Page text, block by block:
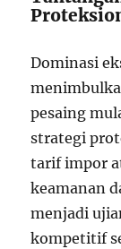
Dominasi
pesaing
strategi
tarif impor
keamanan
menjadi
kompetitif